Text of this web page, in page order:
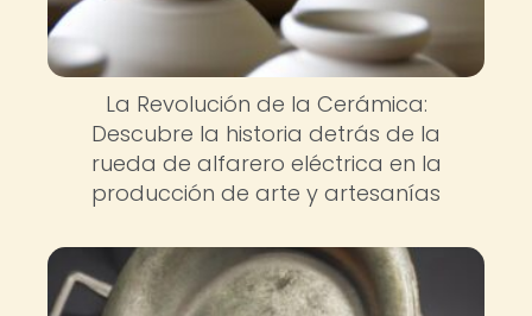
La Revolución de la Cerámica:
Descubre la historia detrás de la
rueda de alfarero eléctrica en la
producción de arte y artesanías